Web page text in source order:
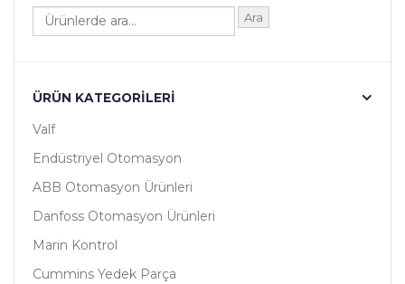
Ara
ÜRÜN KATEGORILERI
Valf
Endüstriyel Otomasyon
ABB Otomasyon Ürünleri
Danfoss Otomasyon Ürünleri
Marin Kontrol
Cummins Yedek Parça